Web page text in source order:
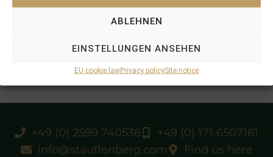
ABLEHNEN
EINSTELLUNGEN ANSEHEN
EU cookie lawPrivacy policySite notice
+49 (0) 2599 740536
+49 (0) 171 6507181
info@stauffenberg.com
Find us here